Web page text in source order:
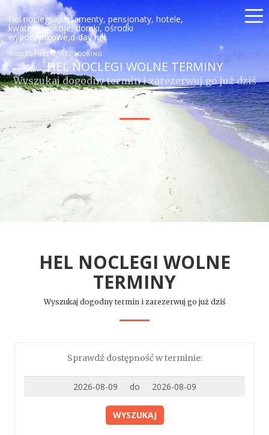
Hel noclegi apartamenty, pensjonaty, hotele,
kwatery, pokoje, domki, ośrodki
wypoczynkowe,d-day hel.
NOCLEGI HEL HEL BOOKING
HEL NOCLEGI WOLNE TERMINY
Wyszukaj dogodny termin i zarezerwuj go już dziś
HEL NOCLEGI WOLNE
TERMINY
Wyszukaj dogodny termin i zarezerwuj go już dziś
Sprawdź dostępność w terminie:
WYSZUKAJ